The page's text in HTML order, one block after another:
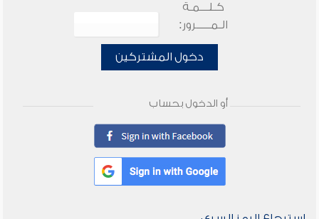
كـلـــمـة
الـمـــــرور:
دخول المشتركين
أو الدخول بحساب